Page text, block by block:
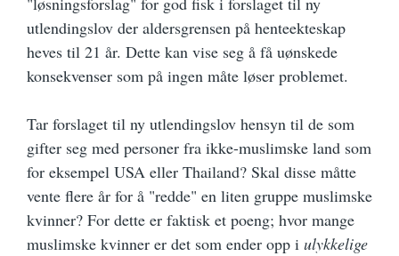
utlendingslov der aldersgrensen på henteekteskap
heves til 21 år. Dette kan vise seg å få uønskede
konsekvenser som på ingen måte løser problemet.
Tar forslaget til ny utlendingslov hensyn til de som
gifter seg med personer fra ikke-muslimske land som
for eksempel USA eller Thailand? Skal disse måtte
vente flere år for å "redde" en liten gruppe muslimske
kvinner? For dette er faktisk et poeng; hvor mange
muslimske kvinner er det som ender opp i ulykkelige